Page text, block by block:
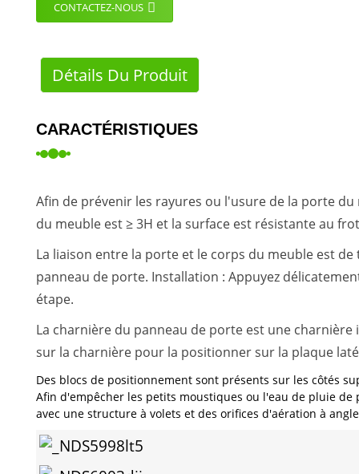
CONTACTEZ-NOUS
Détails Du Produit
CARACTÉRISTIQUES
Afin de prévenir les rayures ou l'usure de la porte
du meuble est ≥ 3H et la surface est résistante au
La liaison entre la porte et le corps du meuble est
panneau de porte. Installation : Appuyez
étape.
La charnière du panneau de porte est une charnière
sur la charnière pour la positionner sur la plaque
Des blocs de positionnement sont présents sur les côtés
Afin d'empêcher les petits moustiques ou l'eau de pluie
avec une structure à volets et des orifices d'aération à